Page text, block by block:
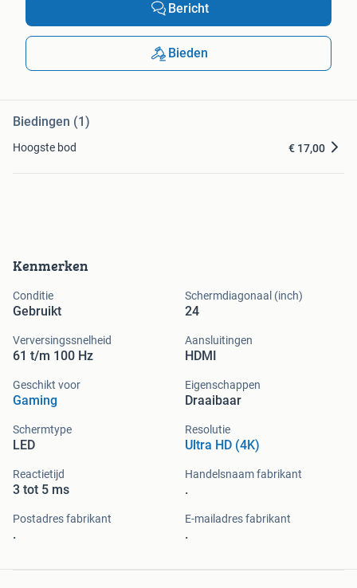
Kenmerken
Conditie
Gebruikt
Schermdiagonaal (inch)
24
Verversingssnelheid
61 t/m 100 Hz
Aansluitingen
HDMI
Geschikt voor
Gaming
Eigenschappen
Draaibaar
Schermtype
LED
Resolutie
Ultra HD (4K)
Reactietijd
3 tot 5 ms
Handelsnaam fabrikant
.
Postadres fabrikant
.
E-mailadres fabrikant
.
Bericht
Bieden
Biedingen (1)
Hoogste bod € 17,00